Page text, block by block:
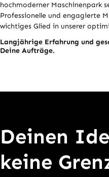
hochmoderner Maschinenpark
Professionelle und engagierte
wichtiges Glied in unserer
Langjährige Erfahrung und
Deine Aufträge.
Deinen
keine